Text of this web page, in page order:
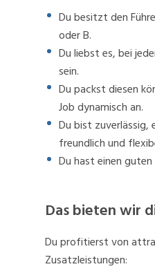
Du besitzt den
oder B.
Du liebst es, bei
sein.
Du packst diesen
Job dynamisch an.
Du bist
freundlich und
Du hast einen
Das bieten wir
Du profitierst von
Zusatzleistungen: